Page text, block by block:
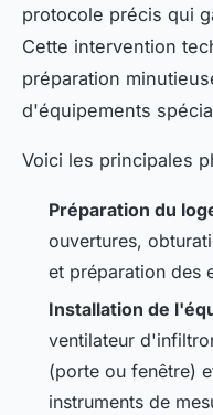
protocole précis qui
Cette intervention
préparation
d'équipements
Voici les principales
Préparation du
ouvertures,
et préparation des
Installation de
ventilateur
(porte ou fenêtre)
instruments de